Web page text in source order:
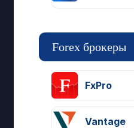
Forex брокеры
FxPro
Vantage